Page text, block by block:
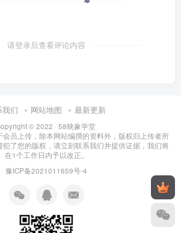
请登录后查看评论内容
我们 网站地图 最新更新
© 2022 · 58映象学堂
员上传，除本网站编撰的资料外，版权归上传者所
了您的版权，请立刻联系我们并提供证据，我们将
在1个工作日内予以改正。
豫ICP备2021011659号-4